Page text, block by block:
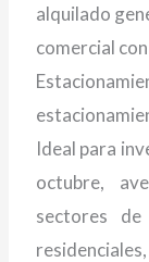
alquilado
comercial
Ideal para
octubre,
sectores